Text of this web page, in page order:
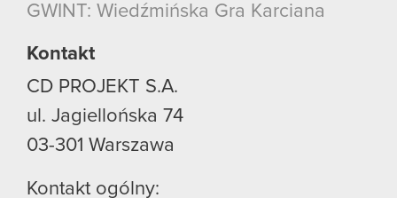
GWINT: Wiedźmińska Gra Karciana
Kontakt
CD PROJEKT S.A.
ul. Jagiellońska 74
03-301 Warszawa
Kontakt ogólny: